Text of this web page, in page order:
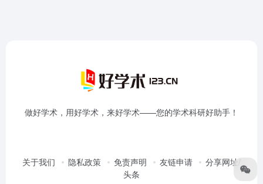
做好学术，用好学术，来好学术——您的学术科研好助手！
关于我们 隐私政策 免责声明 友链申请
分享网址/
头条